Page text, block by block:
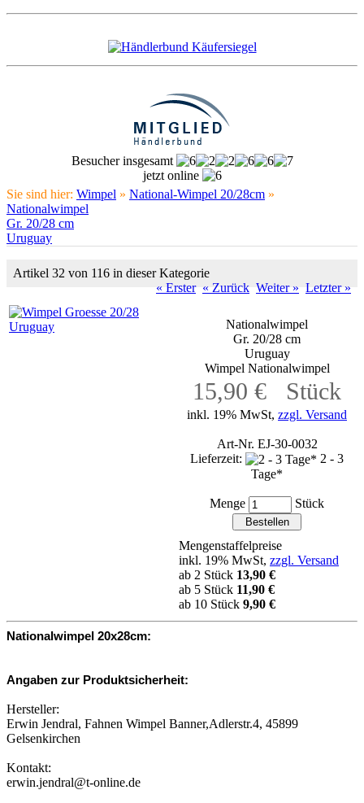
Besucher insgesamt
jetzt online
Sie sind hier: Wimpel » National-Wimpel 20/28cm »
Nationalwimpel
Gr. 20/28 cm
Uruguay
Artikel 32 von 116 in dieser Kategorie
« Erster « Zurück Weiter » Letzter »
Nationalwimpel
Gr. 20/28 cm
Uruguay
Wimpel Nationalwimpel
15,90 € Stück
inkl. 19% MwSt, zzgl. Versand
Art-Nr. EJ-30-0032
Lieferzeit:
2 - 3
Tage*
Menge Stück
Mengenstaffelpreise
inkl. 19% MwSt, zzgl. Versand
ab 2 Stück 13,90 €
ab 5 Stück 11,90 €
ab 10 Stück 9,90 €
Nationalwimpel 20x28cm:
Angaben zur Produktsicherheit:
Hersteller:
Erwin Jendral, Fahnen Wimpel Banner,Adlerstr.4, 45899
Gelsenkirchen
Kontakt:
erwin.jendral@t-online.de